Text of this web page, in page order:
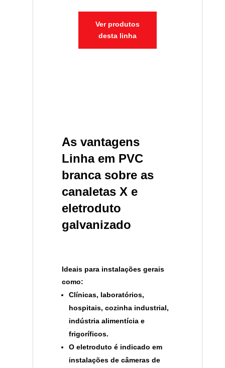
Ver produtos
desta linha
As vantagens
Linha em PVC
branca sobre as
canaletas X e
eletroduto
galvanizado
Ideais para instalações gerais
como:
Clínicas, laboratórios,
hospitais, cozinha industrial,
indústria alimentícia e
frigoríficos.
O eletroduto é indicado em
instalações de câmeras de